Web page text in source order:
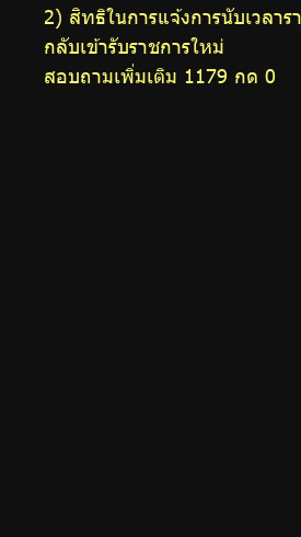
2) สิทธิในการแจ้งการนับเวลา
กลับเข้ารับราชการใหม่
สอบถามเพิ่มเติม 1179 กด 0